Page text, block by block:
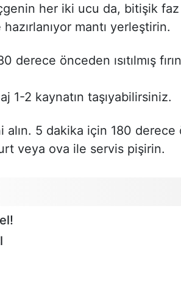
her iki ucu da, bitişik
hazırlanıyor mantı yerleştirin.
derece önceden ısıtılmış
1-2 kaynatın taşıyabilirsiniz.
alın. 5 dakika için 180 derece
veya ova ile servis pişirin.